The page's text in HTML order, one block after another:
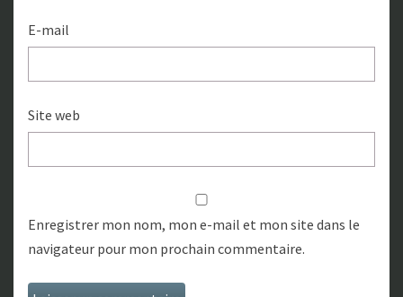
E-mail
Site web
Enregistrer mon nom, mon e-mail et mon site dans le
navigateur pour mon prochain commentaire.